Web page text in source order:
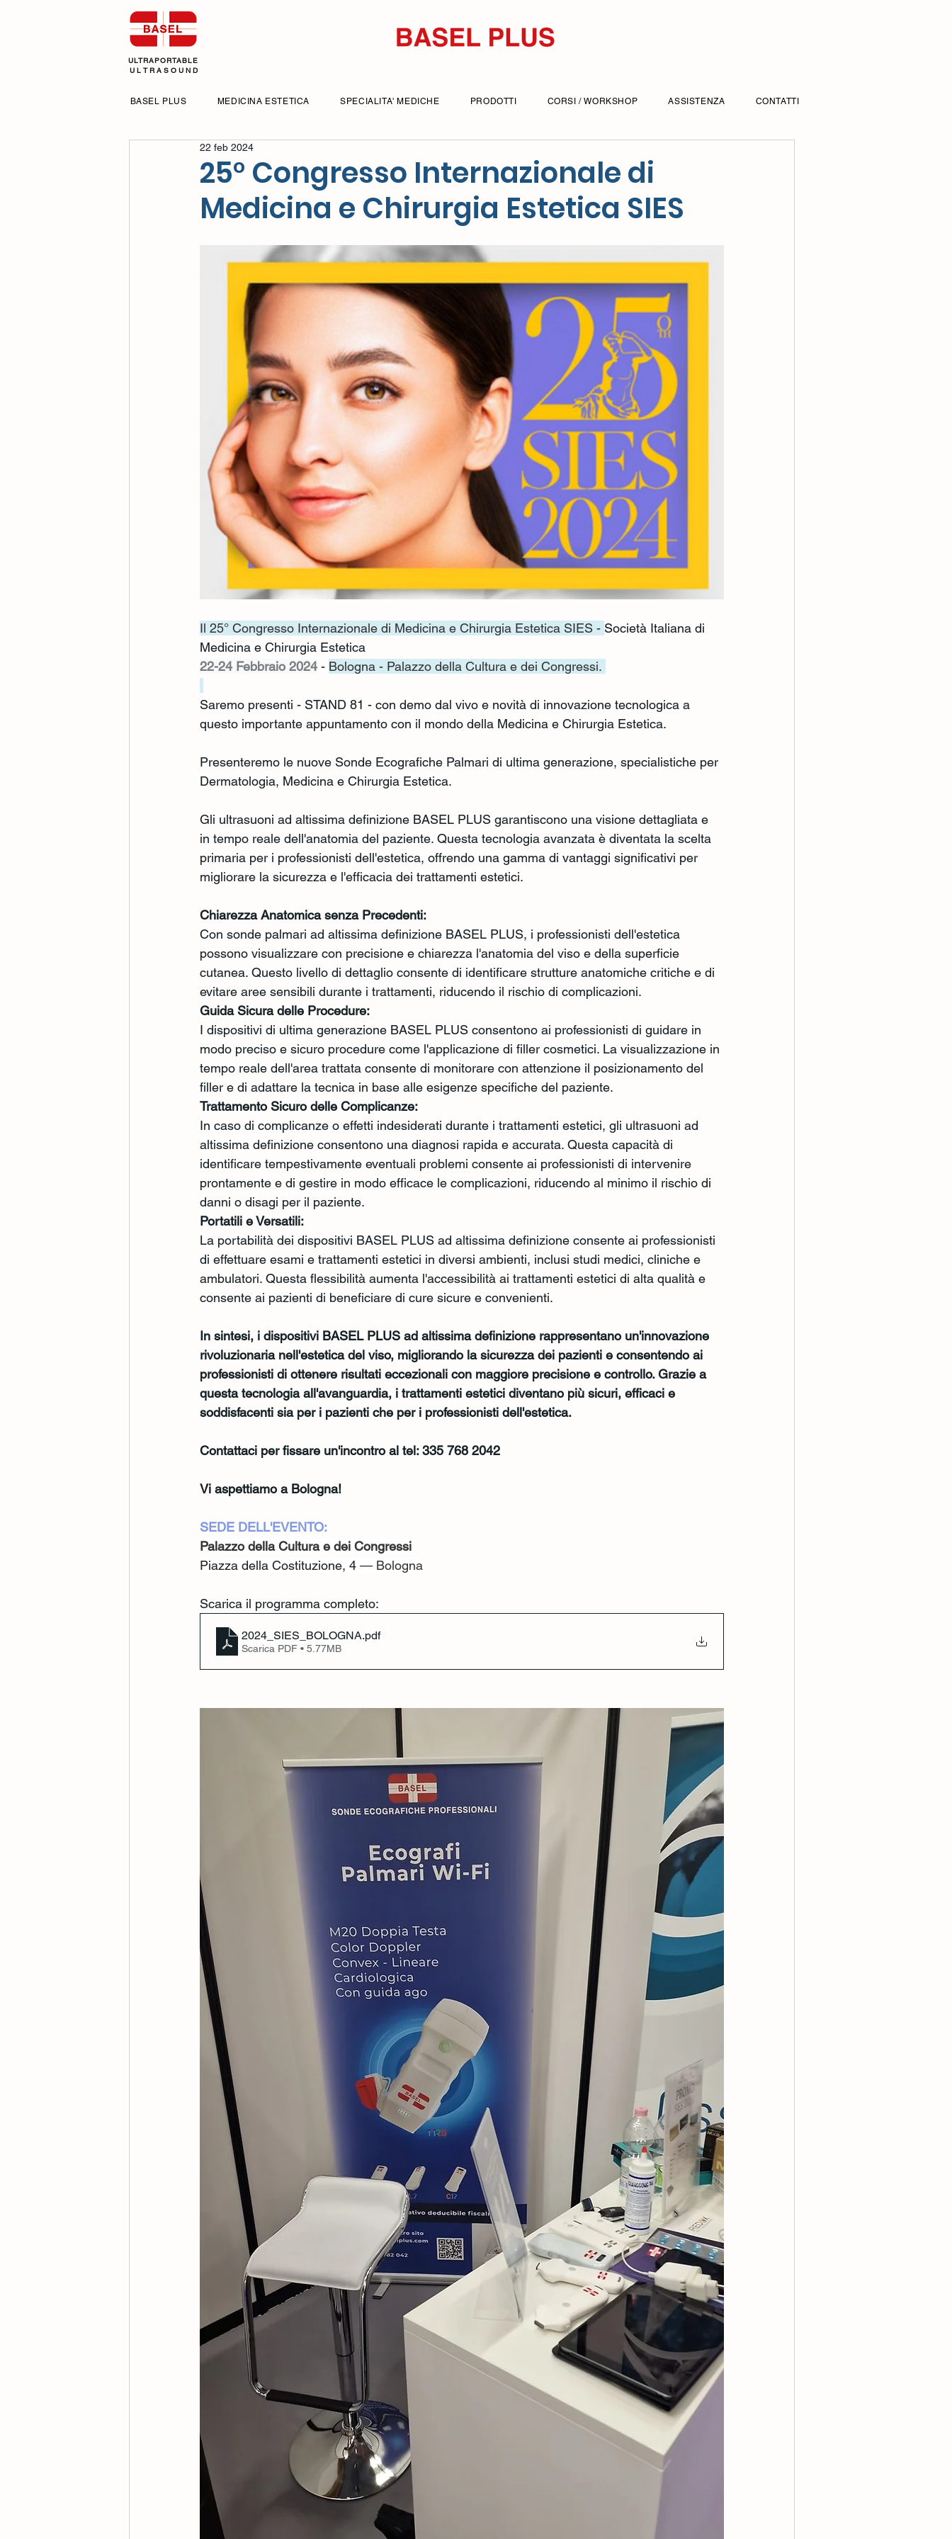
ULTRAPORTABLE
U L T R A S O U N D
BASEL PLUS MEDICINA ESTETICA SPECIALITA' MEDICHE PRODOTTI CORSI / WORKSHOP ASSISTENZA CONTATTI
25° Congresso Internazionale di
Medicina e Chirurgia Estetica SIES
22 feb 2024
Il 25° Congresso Internazionale di Medicina e Chirurgia Estetica SIES - Società Italiana di
Medicina e Chirurgia Estetica
22-24 Febbraio 2024 - Bologna - Palazzo della Cultura e dei Congressi.
Saremo presenti - STAND 81 - con demo dal vivo e novità di innovazione tecnologica a
questo importante appuntamento con il mondo della Medicina e Chirurgia Estetica.
Presenteremo le nuove Sonde Ecografiche Palmari di ultima generazione, specialistiche per
Dermatologia, Medicina e Chirurgia Estetica.
Gli ultrasuoni ad altissima definizione BASEL PLUS garantiscono una visione dettagliata e
in tempo reale dell'anatomia del paziente. Questa tecnologia avanzata è diventata la scelta
primaria per i professionisti dell'estetica, offrendo una gamma di vantaggi significativi per
migliorare la sicurezza e l'efficacia dei trattamenti estetici.
Chiarezza Anatomica senza Precedenti:
Con sonde palmari ad altissima definizione BASEL PLUS, i professionisti dell'estetica
possono visualizzare con precisione e chiarezza l'anatomia del viso e della superficie
cutanea. Questo livello di dettaglio consente di identificare strutture anatomiche critiche e di
evitare aree sensibili durante i trattamenti, riducendo il rischio di complicazioni.
Guida Sicura delle Procedure:
I dispositivi di ultima generazione BASEL PLUS consentono ai professionisti di guidare in
modo preciso e sicuro procedure come l'applicazione di filler cosmetici. La visualizzazione in
tempo reale dell'area trattata consente di monitorare con attenzione il posizionamento del
filler e di adattare la tecnica in base alle esigenze specifiche del paziente.
Trattamento Sicuro delle Complicanze:
In caso di complicanze o effetti indesiderati durante i trattamenti estetici, gli ultrasuoni ad
altissima definizione consentono una diagnosi rapida e accurata. Questa capacità di
identificare tempestivamente eventuali problemi consente ai professionisti di intervenire
prontamente e di gestire in modo efficace le complicazioni, riducendo al minimo il rischio di
danni o disagi per il paziente.
Portatili e Versatili:
La portabilità dei dispositivi BASEL PLUS ad altissima definizione consente ai professionisti
di effettuare esami e trattamenti estetici in diversi ambienti, inclusi studi medici, cliniche e
ambulatori. Questa flessibilità aumenta l'accessibilità ai trattamenti estetici di alta qualità e
consente ai pazienti di beneficiare di cure sicure e convenienti.
In sintesi, i dispositivi BASEL PLUS ad altissima definizione rappresentano un'innovazione
rivoluzionaria nell'estetica del viso, migliorando la sicurezza dei pazienti e consentendo ai
professionisti di ottenere risultati eccezionali con maggiore precisione e controllo. Grazie a
questa tecnologia all'avanguardia, i trattamenti estetici diventano più sicuri, efficaci e
soddisfacenti sia per i pazienti che per i professionisti dell'estetica.
Contattaci per fissare un'incontro al tel: 335 768 2042
Vi aspettiamo a Bologna!
SEDE DELL'EVENTO:
Palazzo della Cultura e dei Congressi
Piazza della Costituzione, 4 — Bologna
Scarica il programma completo:
2024_SIES_BOLOGNA.pdf
Scarica PDF • 5.77MB